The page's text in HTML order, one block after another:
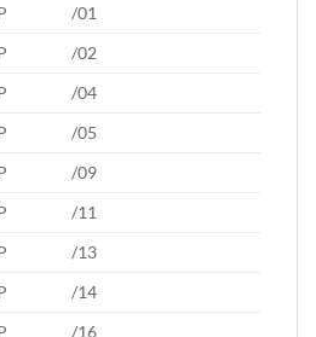
/01
/02
/04
/05
/09
/11
/13
/14
/16